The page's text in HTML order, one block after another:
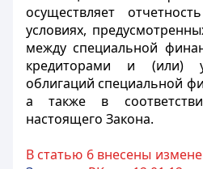
осуществляет
условиях,
между специальной
кредиторами и (или)
облигаций специальной
а также в
настоящего Закона.
В статью 6 внесены